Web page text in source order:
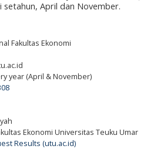
April dan November.
Fakultas Ekonomi
year (April & November)
Ekonomi Universitas Teuku Umar
Results (utu.ac.id)